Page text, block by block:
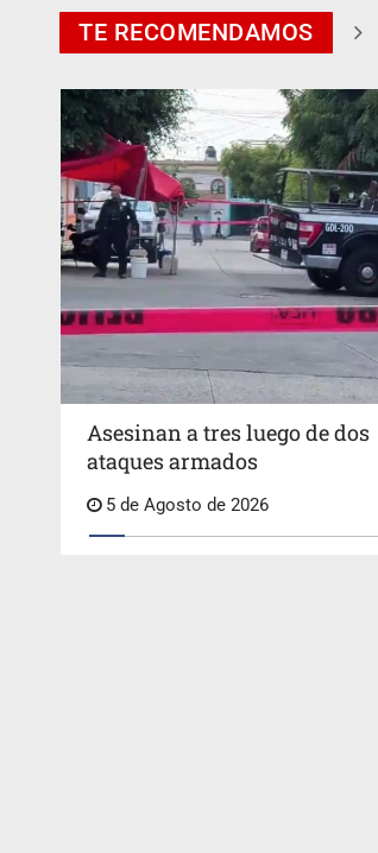
TE RECOMENDAMOS
Asesinan a tres luego de dos
ataques armados
5 de Agosto de 2026